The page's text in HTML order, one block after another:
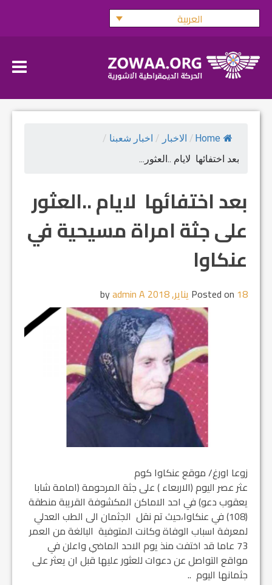
Skip
العربية
Home
/ الاخبار / اخبار شعبنا /
بعد اختفائها لايام ..العثور...
بعد اختفائها لايام ..العثور
على جثة امراة مسيحية في
عنكاوا
Posted on 18 يناير, 2018 admin A
زوعا اورغ/ موقع عنكاوا كوم
عثر عصر اليوم (الاربعاء ) على جثة المرحومة (امامة شابا
يعقوب دعو) في احد الاماكن المكشوفة القريبة منطقة
(108) في عنكاوا،حيث تم نقل الجثمان الى الطب العدلي
لمعرفة اسباب الوفاة وكانت المتوفية البالغة من العمر
73 عاما قد اختفت منذ يوم الاحد الماضي واعلن في
مواقع التواصل عن دعوات للعثور عليها قبل ان يعثر على
جثمانها اليوم ..